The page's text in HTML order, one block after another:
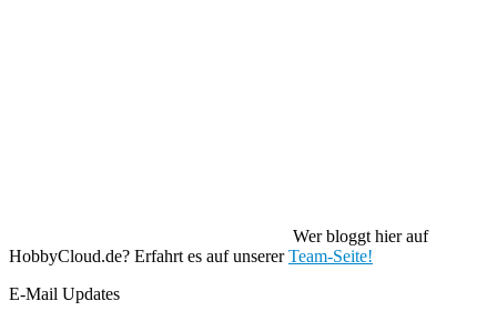
Wer bloggt hier auf
HobbyCloud.de? Erfahrt es auf unsererTeam-Seite!
E-Mail Updates